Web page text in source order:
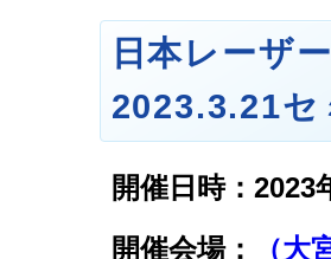
日本レーザ
2023.3.21セ
開催日時：2023
開催会場：
（